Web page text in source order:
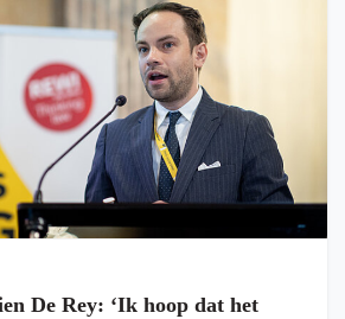
De Rey: ‘Ik hoop dat het